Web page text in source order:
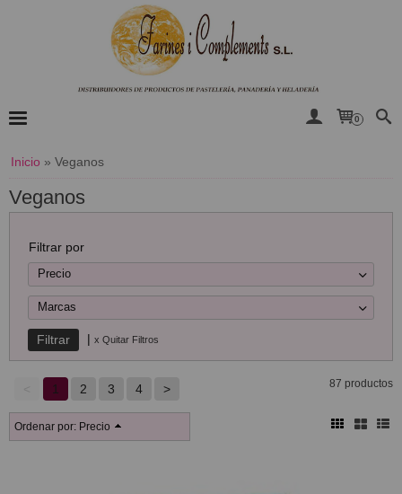
0
Inicio » Veganos
Veganos
Filtrar por
Precio
Marcas
| x Quitar Filtros
1 2 3 4 > 87 productos
Ordenar por: Precio